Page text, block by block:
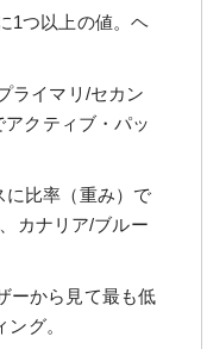
1つ以上の値。ヘ
ライマリ/セカン
クティブ・パッ
に比率（重み）で
カナリア/ブルー
ーから見て最も低
グ。